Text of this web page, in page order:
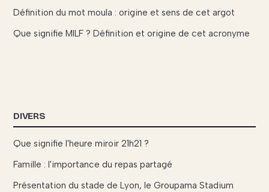
Définition du mot moula : origine et sens de cet argot
Que signifie MILF ? Définition et origine de cet acronyme
DIVERS
Que signifie l'heure miroir 21h21 ?
Famille : l'importance du repas partagé
Présentation du stade de Lyon, le Groupama Stadium